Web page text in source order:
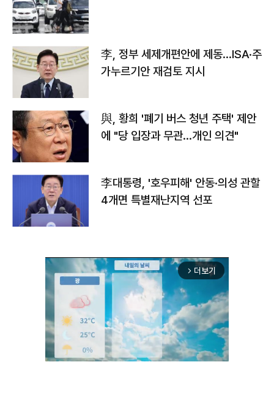
李, 정부 세제개편안에 제동…ISA·주
가누르기안 재검토 지시
與, 황희 '폐기 버스 청년 주택' 제안
에 "당 입장과 무관…개인 의견"
李대통령, '호우피해' 안동·의성 관할
4개면 특별재난지역 선포
arrow_forward_ios 더보기